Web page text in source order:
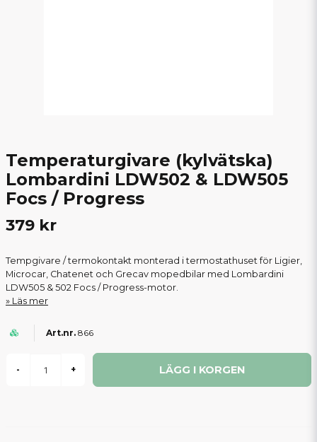
Temperaturgivare (kylvätska)
Lombardini LDW502 & LDW505
Focs / Progress
379 kr
Tempgivare / termokontakt monterad i termostathuset för Ligier,
Microcar, Chatenet och Grecav mopedbilar med Lombardini
LDW505 & 502 Focs / Progress-motor.
Läs mer
866
- + LÄGG I KORGEN